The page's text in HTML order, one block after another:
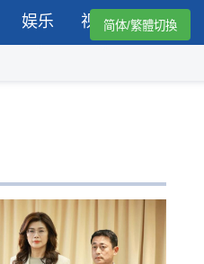
娱乐 视频简体/繁體切換